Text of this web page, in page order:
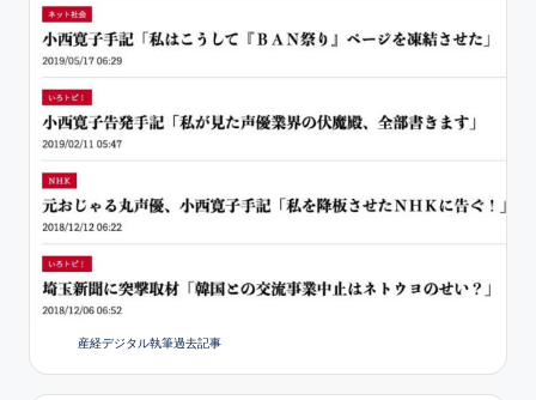
産経デジタル執筆過去記事